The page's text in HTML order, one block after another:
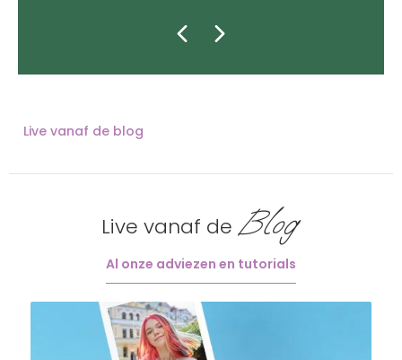
Live vanaf de blog
Live vanaf de Blog
Al onze adviezen en tutorials